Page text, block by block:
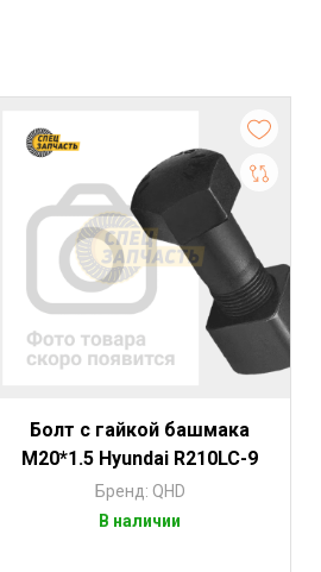
Болт с гайкой башмака
M20*1.5 Hyundai R210LC-9
Бренд: QHD
В наличии